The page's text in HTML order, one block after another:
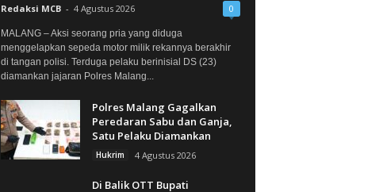
Redaksi MCB - 4 Agustus 2026 0
MALANG – Aksi seorang pria yang diduga
menggelapkan sepeda motor milik rekannya berakhir
di tangan polisi. Terduga pelaku berinisial DS (23)
diamankan jajaran Polres Malang...
Polres Malang Gagalkan
Peredaran Sabu dan Ganja,
Satu Pelaku Diamankan
Hukrim 4 Agustus 2026
Di Balik OTT Bupati